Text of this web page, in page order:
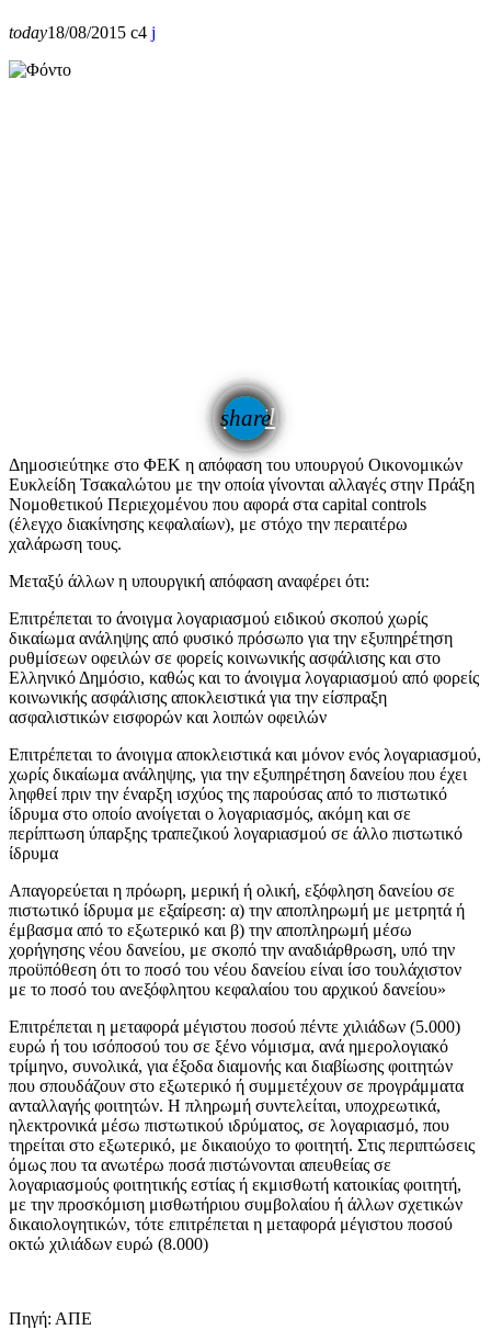
today18/08/2015 4
share
email
Δημοσιεύτηκε στο ΦΕΚ η απόφαση του υπουργού Οικονομικών
Ευκλείδη Τσακαλώτου με την οποία γίνονται αλλαγές στην Πράξη
Νομοθετικού Περιεχομένου που αφορά στα capital controls
(έλεγχο διακίνησης κεφαλαίων), με στόχο την περαιτέρω
χαλάρωση τους.
Μεταξύ άλλων η υπουργική απόφαση αναφέρει ότι:
Επιτρέπεται το άνοιγμα λογαριασμού ειδικού σκοπού χωρίς
δικαίωμα ανάληψης από φυσικό πρόσωπο για την εξυπηρέτηση
ρυθμίσεων οφειλών σε φορείς κοινωνικής ασφάλισης και στο
Ελληνικό Δημόσιο, καθώς και το άνοιγμα λογαριασμού από φορείς
κοινωνικής ασφάλισης αποκλειστικά για την είσπραξη
ασφαλιστικών εισφορών και λοιπών οφειλών
Επιτρέπεται το άνοιγμα αποκλειστικά και μόνον ενός λογαριασμού,
χωρίς δικαίωμα ανάληψης, για την εξυπηρέτηση δανείου που έχει
ληφθεί πριν την έναρξη ισχύος της παρούσας από το πιστωτικό
ίδρυμα στο οποίο ανοίγεται ο λογαριασμός, ακόμη και σε
περίπτωση ύπαρξης τραπεζικού λογαριασμού σε άλλο πιστωτικό
ίδρυμα
Απαγορεύεται η πρόωρη, μερική ή ολική, εξόφληση δανείου σε
πιστωτικό ίδρυμα με εξαίρεση: α) την αποπληρωμή με μετρητά ή
έμβασμα από το εξωτερικό και β) την αποπληρωμή μέσω
χορήγησης νέου δανείου, με σκοπό την αναδιάρθρωση, υπό την
προϋπόθεση ότι το ποσό του νέου δανείου είναι ίσο τουλάχιστον
με το ποσό του ανεξόφλητου κεφαλαίου του αρχικού δανείου»
Επιτρέπεται η μεταφορά μέγιστου ποσού πέντε χιλιάδων (5.000)
ευρώ ή του ισόποσού του σε ξένο νόμισμα, ανά ημερολογιακό
τρίμηνο, συνολικά, για έξοδα διαμονής και διαβίωσης φοιτητών
που σπουδάζουν στο εξωτερικό ή συμμετέχουν σε προγράμματα
ανταλλαγής φοιτητών. Η πληρωμή συντελείται, υποχρεωτικά,
ηλεκτρονικά μέσω πιστωτικού ιδρύματος, σε λογαριασμό, που
τηρείται στο εξωτερικό, με δικαιούχο το φοιτητή. Στις περιπτώσεις
όμως που τα ανωτέρω ποσά πιστώνονται απευθείας σε
λογαριασμούς φοιτητικής εστίας ή εκμισθωτή κατοικίας φοιτητή,
με την προσκόμιση μισθωτήριου συμβολαίου ή άλλων σχετικών
δικαιολογητικών, τότε επιτρέπεται η μεταφορά μέγιστου ποσού
οκτώ χιλιάδων ευρώ (8.000)
Πηγή: ΑΠΕ